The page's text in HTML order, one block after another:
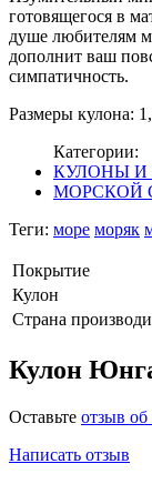
готовящегося в
душе любителям
дополнит ваш
симпатичность.
Размеры кулона:
Категории:
КУЛОНЫ И
МОРСКОЙ
Теги: море моряк
Покрытие
Кулон
Страна
Кулон
Оставьте отзыв об
Написать отзыв